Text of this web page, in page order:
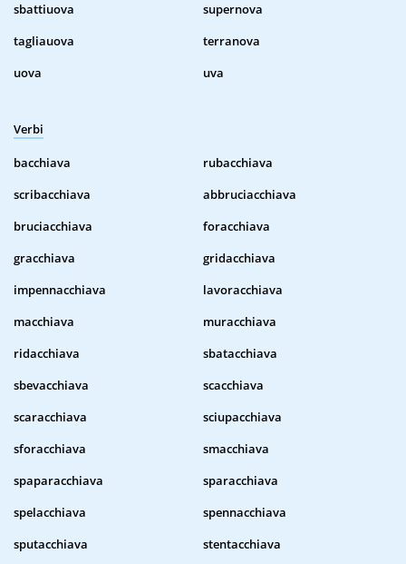
sbattiuova
supernova
tagliauova
terranova
uova
uva
Verbi
bacchiava
rubacchiava
scribacchiava
abbruciacchiava
bruciacchiava
foracchiava
gracchiava
gridacchiava
impennacchiava
lavoracchiava
macchiava
muracchiava
ridacchiava
sbatacchiava
sbevacchiava
scacchiava
scaracchiava
sciupacchiava
sforacchiava
smacchiava
spaparacchiava
sparacchiava
spelacchiava
spennacchiava
sputacchiava
stentacchiava